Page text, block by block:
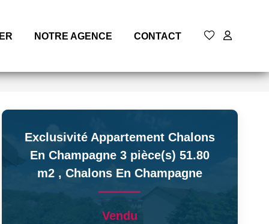
NOTRE AGENCE CONTACT
Exclusivité Appartement Chalons
En Champagne 3 pièce(s) 51.80
m2 , Chalons En Champagne
Vendu